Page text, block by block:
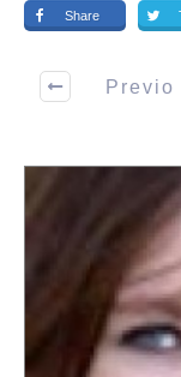
Share
Previo